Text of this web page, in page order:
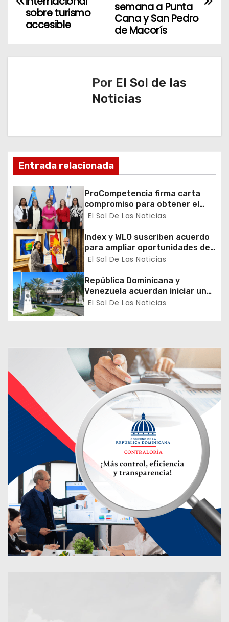
g
n
d
e
e
n
t
r
a
s
semana a Punta
Cana y San Pedro
de Macorís
sobre turismo
accesible
Por El Sol de las
Noticias
Entrada relacionada
ProCompetencia firma carta
compromiso para obtener el
Sello Igualando RD para el
El Sol De Las Noticias
Index y WLO suscriben acuerdo
para ampliar oportunidades de
formación de dominicanos en el
El Sol De Las Noticias
República Dominicana y
Venezuela acuerdan iniciar un
proceso de normalización
El Sol De Las Noticias